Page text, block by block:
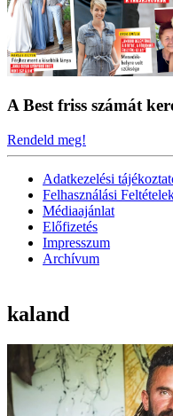
A Best friss számát
Rendeld meg!
Adatkezelési
Felhasználási
Médiaajánlat
Előfizetés
Impresszum
Archívum
kaland